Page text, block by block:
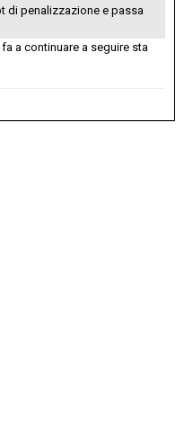
di penalizzazione e passa
a continuare a seguire sta